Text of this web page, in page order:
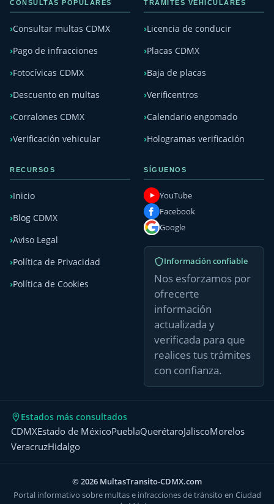
CONSULTAS POPULARES
Consultar multas CDMX
Pago de infracciones
Fotocívicas CDMX
Descuento en multas
Corralones CDMX
Verificación vehicular
TRÁMITES VEHICULARES
Licencia de conducir
Placas CDMX
Baja de placas
Verificentros
Calendario engomado
Hologramas verificación
RECURSOS
Inicio
Blog CDMX
Aviso Legal
Política de Privacidad
Política de Cookies
SÍGUENOS
YouTube
Facebook
Google
Información confiable
Nos esforzamos por
ofrecerte
información
actualizada y
verificada para que
realices tus trámites
con confianza.
Estados más consultados
CDMXEstado de MéxicoPueblaQuerétaroJaliscoMorelos
VeracruzHidalgo
© 2026 MultasTransito-CDMX.com
Portal informativo sobre multas e infracciones de tránsito en Ciudad